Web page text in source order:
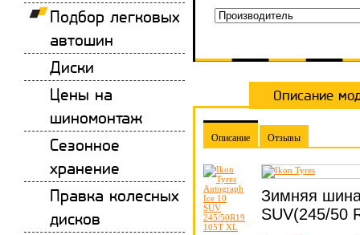
Подбор легковых
автошин
Диски
Цены на
шиномонтаж
Сезонное
хранение
Правка колесных
дисков
Описание
Описание Отзывы
Зимняя
SUV(245/50